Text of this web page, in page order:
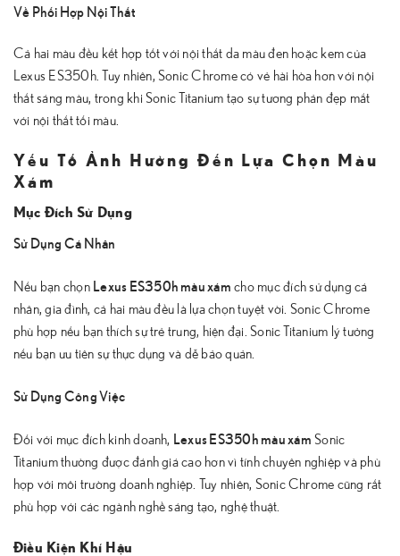
Về Phối Hợp Nội Thất
Cả hai màu đều kết hợp tốt với nội thất da màu đen hoặc kem của
Lexus ES350h. Tuy nhiên, Sonic Chrome có vẻ hài hòa hơn với nội
thất sáng màu, trong khi Sonic Titanium tạo sự tương phản đẹp mắt
với nội thất tối màu.
Yếu Tố Ảnh Hưởng Đến Lựa Chọn Màu
Xám
Mục Đích Sử Dụng
Sử Dụng Cá Nhân
Nếu bạn chọn Lexus ES350h màu xám cho mục đích sử dụng cá
nhân, gia đình, cả hai màu đều là lựa chọn tuyệt vời. Sonic Chrome
phù hợp nếu bạn thích sự trẻ trung, hiện đại. Sonic Titanium lý tưởng
nếu bạn ưu tiên sự thực dụng và dễ bảo quản.
Sử Dụng Công Việc
Đối với mục đích kinh doanh, Lexus ES350h màu xám Sonic
Titanium thường được đánh giá cao hơn vì tính chuyên nghiệp và phù
hợp với môi trường doanh nghiệp. Tuy nhiên, Sonic Chrome cũng rất
phù hợp với các ngành nghề sáng tạo, nghệ thuật.
Điều Kiện Khí Hậu